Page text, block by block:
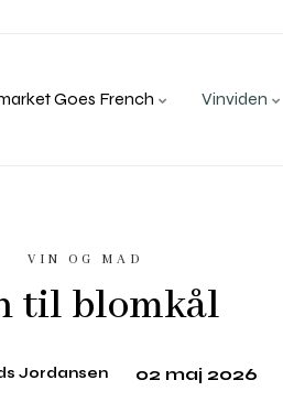
Goes French Vinviden
VIN OG MAD
til blomkål
Jordansen 02 maj 2026